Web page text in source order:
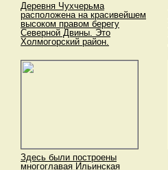
Деревня Чухчерьма
расположена на красивейшем
высоком правом берегу
Северной Двины. Это
Холмогорский район.
Здесь были построены
многоглавая Ильинская